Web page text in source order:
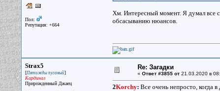
Пол:
Репутация: +664
Хм. Интересный момент. Я думал все
обсасыванию нюансов.
Strax5
[Пятижды пуганый]
Кардинал
Прирожденный Джаец
Re: Загадки
« Ответ #3855 от21.03.2020 в
2Korchy: Все очень непросто, когда